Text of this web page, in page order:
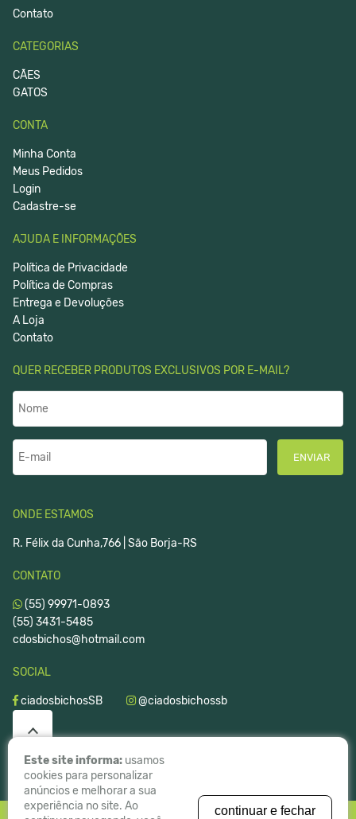
Contato
CATEGORIAS
CÃES
GATOS
CONTA
Minha Conta
Meus Pedidos
Login
Cadastre-se
AJUDA E INFORMAÇÕES
Política de Privacidade
Política de Compras
Entrega e Devoluções
A Loja
Contato
QUER RECEBER PRODUTOS EXCLUSIVOS POR E-MAIL?
ENVIAR
ONDE ESTAMOS
R. Félix da Cunha,766 | São Borja-RS
CONTATO
(55) 99971-0893
(55) 3431-5485
cdosbichos@hotmail.com
SOCIAL
ciadosbichosSB @ciadosbichossb
Este site informa: usamos
cookies para personalizar
anúncios e melhorar a sua
experiência no site. Ao
continuar e fechar